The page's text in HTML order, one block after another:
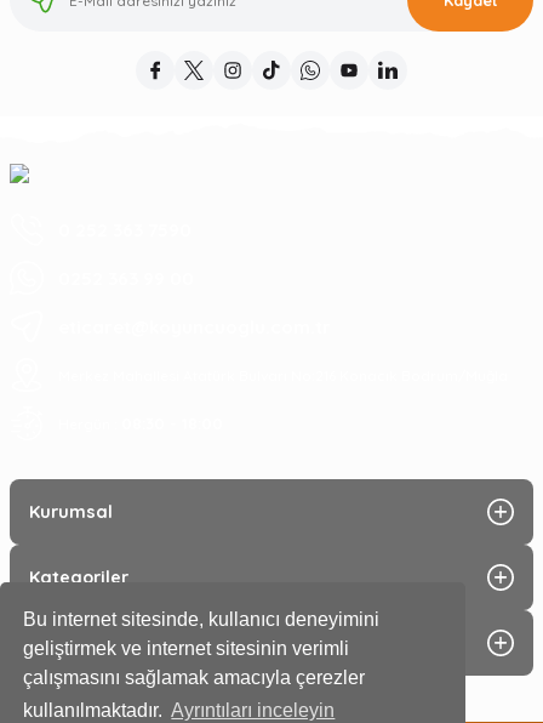
Bu internet sitesinde, kullanıcı deneyimini
geliştirmek ve internet sitesinin verimli
çalışmasını sağlamak amacıyla çerezler
kullanılmaktadır. Ayrıntıları inceleyin
Kurumsal
Kategoriler
Alışveriş